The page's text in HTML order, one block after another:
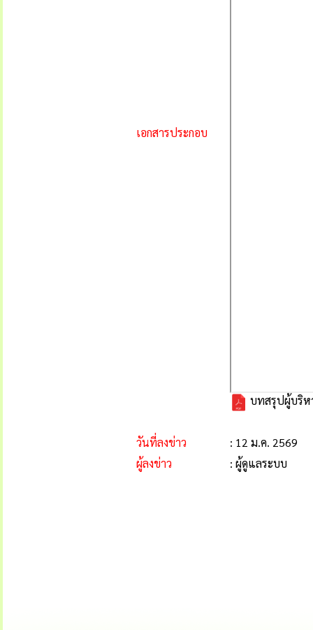
เอกสารประกอบ
บทสรุปผู้บริห
วันที่ลงข่าว
: 12 ม.ค. 2569
ผู้ลงข่าว
: ผู้ดูแลระบบ